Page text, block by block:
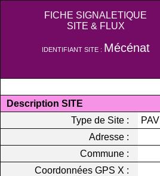
FICHE SIGNALETIQUE
SITE & FLUX
IDENTIFIANT SITE : Mécénat
Description SITE
Type de Site :
PAV
Adresse :
Commune :
Coordonnées GPS X :